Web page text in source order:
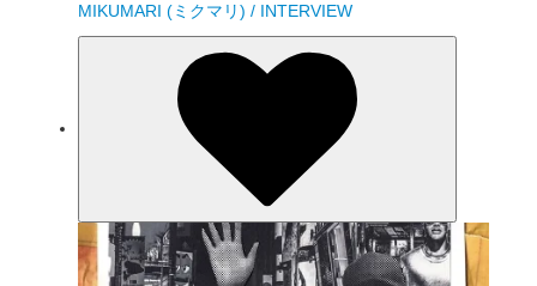
MIKUMARI (ミクマリ) / INTERVIEW